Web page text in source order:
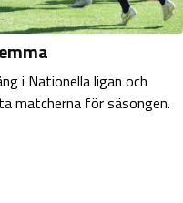
i Nationella ligan och
matcherna för säsongen.